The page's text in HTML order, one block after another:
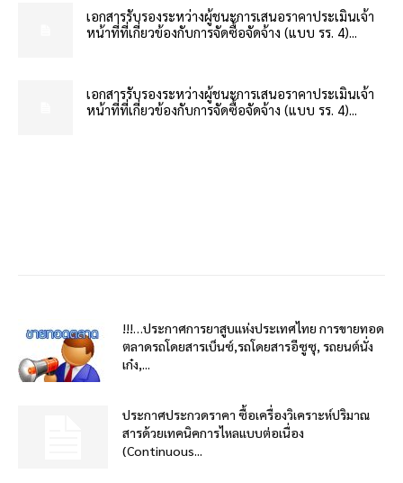
เอกสารรับรองระหว่างผู้ชนะการเสนอราคาประเมินเจ้า
หน้าที่ที่เกี่ยวข้องกับการจัดซื้อจัดจ้าง (แบบ รร. 4)...
เอกสารรับรองระหว่างผู้ชนะการเสนอราคาประเมินเจ้า
หน้าที่ที่เกี่ยวข้องกับการจัดซื้อจัดจ้าง (แบบ รร. 4)...
!!!…ประกาศการยาสูบแห่งประเทศไทย การขายทอด
ตลาดรถโดยสารเบ็นซ์,รถโดยสารอีซูซุ, รถยนต์นั่ง
เก๋ง,...
ประกาศประกวดราคา ซื้อเครื่องวิเคราะห์ปริมาณ
สารด้วยเทคนิคการไหลแบบต่อเนื่อง
(Continuous...